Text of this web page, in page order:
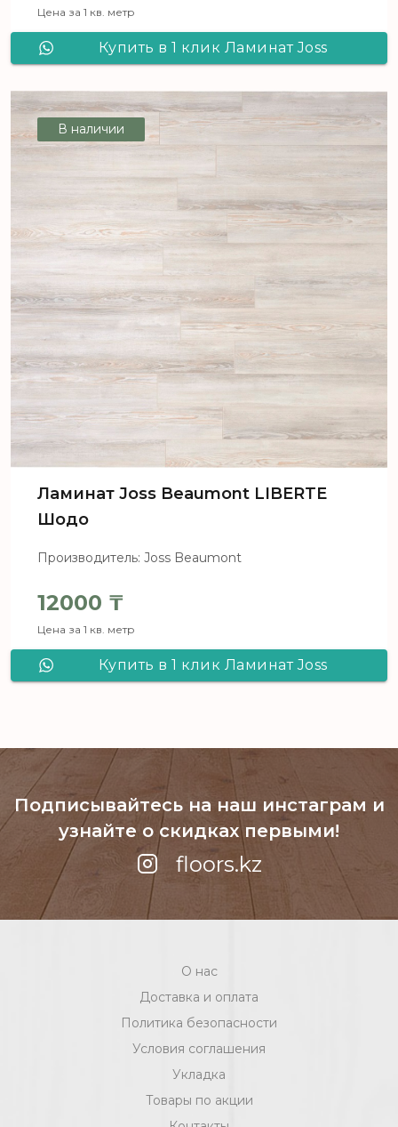
Цена за 1 кв. метр
Купить в 1 клик Ламинат Joss
В наличии
Ламинат Joss Beaumont LIBERTE
Шодо
Производитель: Joss Beaumont
12000 ₸
Цена за 1 кв. метр
Купить в 1 клик Ламинат Joss
Подписывайтесь на наш инстаграм и
узнайте о скидках первыми!
floors.kz
О нас
Доставка и оплата
Политика безопасности
Условия соглашения
Укладка
Товары по акции